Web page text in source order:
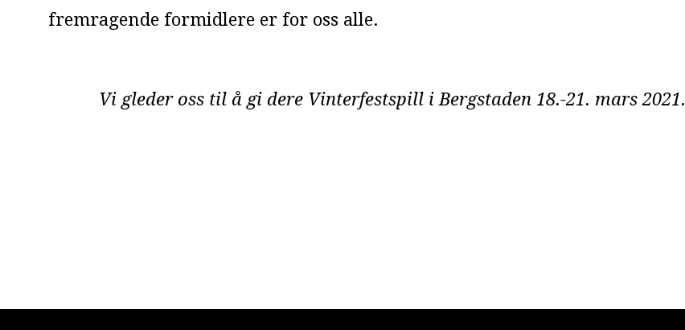
fremragende formidlere er for oss alle.
Vi gleder oss til å gi dere Vinterfestspill i Bergstaden 18.-21. mars 2021.